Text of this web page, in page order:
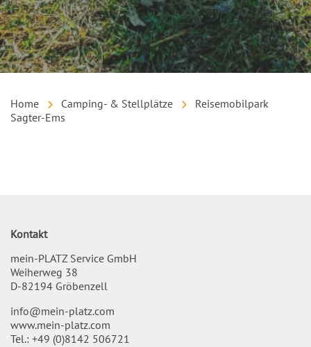
Home Camping- & Stellplätze
Reisemobilpark
Sagter-Ems
Kontakt
mein-PLATZ Service GmbH
Weiherweg 38
D-82194 Gröbenzell
info@mein-platz.com
www.mein-platz.com
Tel.: +49 (0)8142 506721